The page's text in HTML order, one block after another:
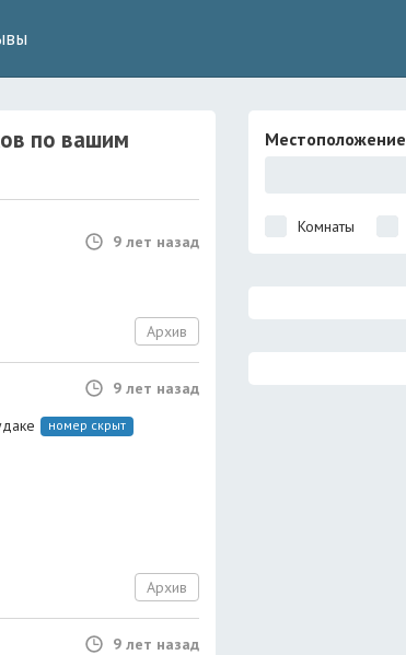
по вашим
9 лет назад
Архив
9 лет назад
номер скрыт
Архив
9 лет назад
Местоположение
Комнаты